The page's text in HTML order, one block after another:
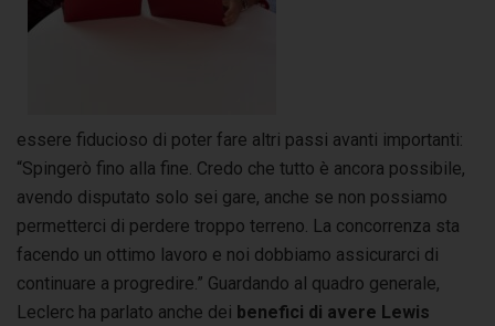
essere fiducioso di poter fare altri passi avanti importanti:
“Spingerò fino alla fine. Credo che tutto è ancora possibile,
avendo disputato solo sei gare, anche se non possiamo
permetterci di perdere troppo terreno. La concorrenza sta
facendo un ottimo lavoro e noi dobbiamo assicurarci di
continuare a progredire.” Guardando al quadro generale,
Leclerc ha parlato anche dei benefici di avere Lewis